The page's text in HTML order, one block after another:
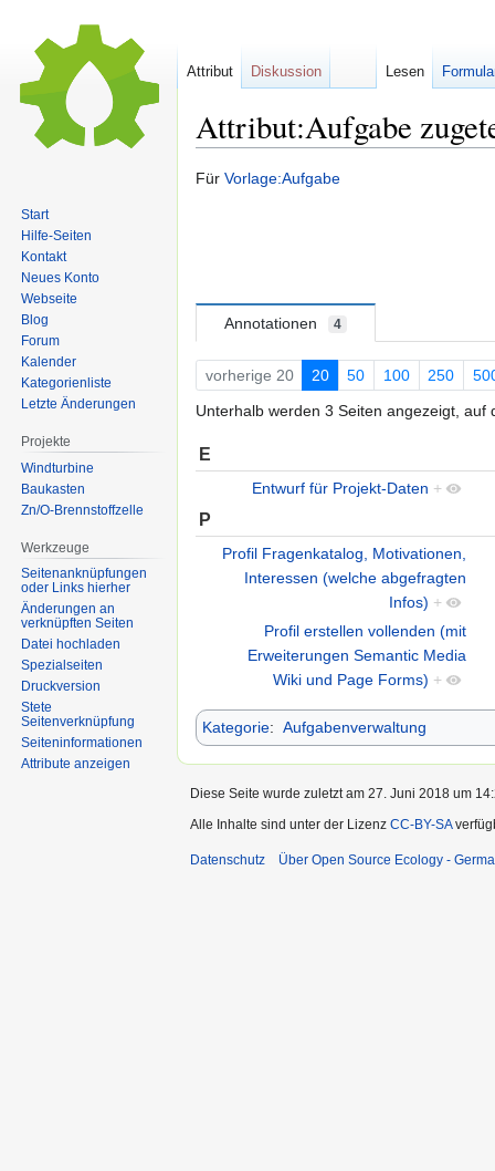
Attribut:Aufgabe
Zur
Zur
Für Vorlage:Aufgabe
Annotationen 4
vorherige 20 20 50 100 250
Unterhalb werden 3 Seiten angezeigt,
E
Entwurf für Projekt-Daten +
P
Profil Fragenkatalog, Motivationen,
Interessen (welche abgefragten
Infos) +
Profil erstellen vollenden (mit
Erweiterungen Semantic Media
Wiki und Page Forms) +
Kategorie: Aufgabenverwaltung
Attribut Diskussion Lesen
Start
Hilfe-Seiten
Kontakt
Neues Konto
Webseite
Blog
Forum
Kalender
Kategorienliste
Letzte Änderungen
Projekte
Windturbine
Baukasten
Zn/O-Brennstoffzelle
Werkzeuge
Seitenanknüpfungen
oder Links hierher
Änderungen an
verknüpften Seiten
Datei hochladen
Spezialseiten
Druckversion
Stete
Seitenverknüpfung
Seiten­informationen
Attribute anzeigen
Diese Seite wurde zuletzt am 27. Juni 2018 um
Alle Inhalte sind unter der Lizenz CC-BY-SA
Datenschutz Über Open Source Ecology -